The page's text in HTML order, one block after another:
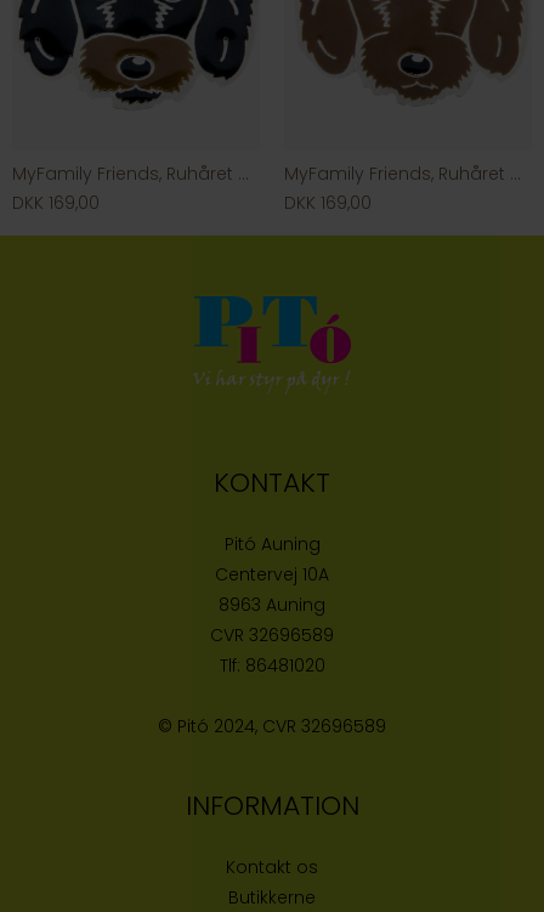
MyFamily Friends, Ruhåret Gravhund
DKK 169,00
MyFamily Friends, Ruhåret Gravhund
DKK 169,00
KONTAKT
Pitó Auning
Centervej 10A
8963 Auning
CVR 32696589
Tlf: 86481020
© Pitó 2024, CVR 32696589
INFORMATION
Kontakt os
Butikkerne